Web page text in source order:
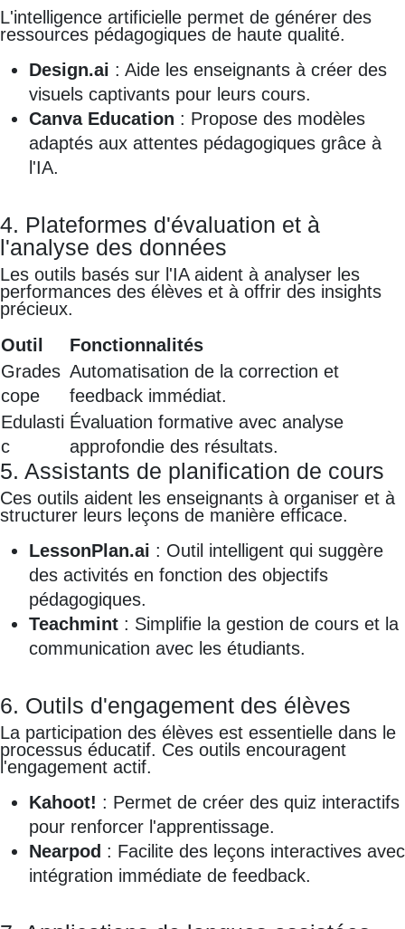
L'intelligence artificielle permet de générer des
ressources pédagogiques de haute qualité.
Design.ai : Aide les enseignants à créer des
visuels captivants pour leurs cours.
Canva Education : Propose des modèles
adaptés aux attentes pédagogiques grâce à
l'IA.
4. Plateformes d'évaluation et à
l'analyse des données
Les outils basés sur l'IA aident à analyser les
performances des élèves et à offrir des insights
précieux.
Outil
Fonctionnalités
Grades
cope
Automatisation de la correction et
feedback immédiat.
Edulasti
c
Évaluation formative avec analyse
approfondie des résultats.
5. Assistants de planification de cours
Ces outils aident les enseignants à organiser et à
structurer leurs leçons de manière efficace.
LessonPlan.ai : Outil intelligent qui suggère
des activités en fonction des objectifs
pédagogiques.
Teachmint : Simplifie la gestion de cours et la
communication avec les étudiants.
6. Outils d'engagement des élèves
La participation des élèves est essentielle dans le
processus éducatif. Ces outils encouragent
l'engagement actif.
Kahoot! : Permet de créer des quiz interactifs
pour renforcer l'apprentissage.
Nearpod : Facilite des leçons interactives avec
intégration immédiate de feedback.